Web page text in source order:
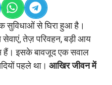
सुविधाओं से घिरा हुआ है।
तेज़ परिवहन, बड़ी आय
इसके बावजूद एक सवाल
पहले था। आखिर जीवन में